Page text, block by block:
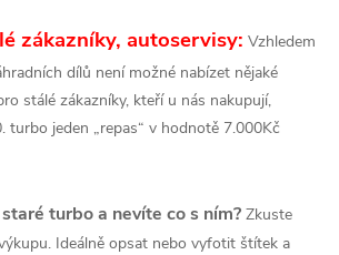
zákazníky, autoservisy: Vzhledem
dílů není možné nabízet nějaké
stálé zákazníky, kteří u nás nakupují,
turbo jeden „repas“ v hodnotě 7.000Kč
turbo a nevíte co s ním? Zkuste
Ideálně opsat nebo vyfotit štítek a